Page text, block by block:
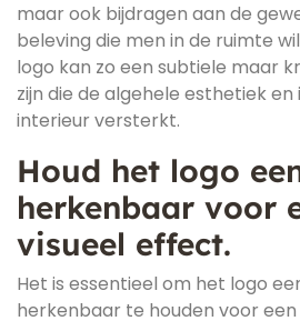
maar ook bijdragen aan de
beleving die men in de ruimte
logo kan zo een subtiele maar
zijn die de algehele esthetiek
interieur versterkt.
Houd het logo
herkenbaar voor
visueel effect.
Het is essentieel om het logo
herkenbaar te houden voor